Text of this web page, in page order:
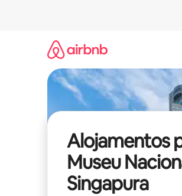
Alojamentos
Museu
Singapura